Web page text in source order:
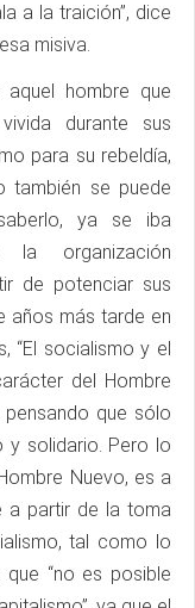
a la traición”, dice
misiva.
hombre que
durante sus
para su rebeldía,
también se puede
ya se iba
la organización
de potenciar sus
años más tarde en
“El socialismo y el
del Hombre
que sólo
y solidario. Pero lo
Nuevo, es a
a partir de la toma
tal como lo
“no es posible